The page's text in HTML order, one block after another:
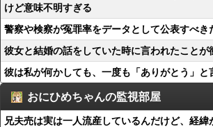
けど意味不明すぎる
警察や検察が冤罪率をデータとして公表すべき
彼女と結婚の話をしていた時に言われたことが
彼は私が何かしても、一度も「ありがとう」と
おにひめちゃんの監視部屋
兄夫売は実は一人流産しているんだけど、経